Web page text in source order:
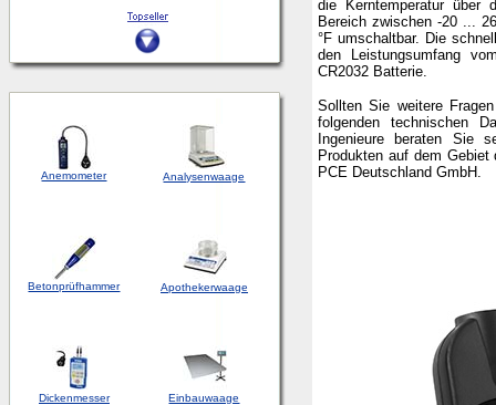
Anemometer Analysenwaage
Betonprüfhammer Apothekerwaage
Dickenmesser Einbauwaage
die Kerntemperatur über
Bereich zwischen -20 ...
°F umschaltbar. Die
den Leistungsumfang
CR2032 Batterie.
Sollten Sie weitere
folgenden technischen
Ingenieure beraten Sie
Produkten auf dem
PCE Deutschland GmbH.